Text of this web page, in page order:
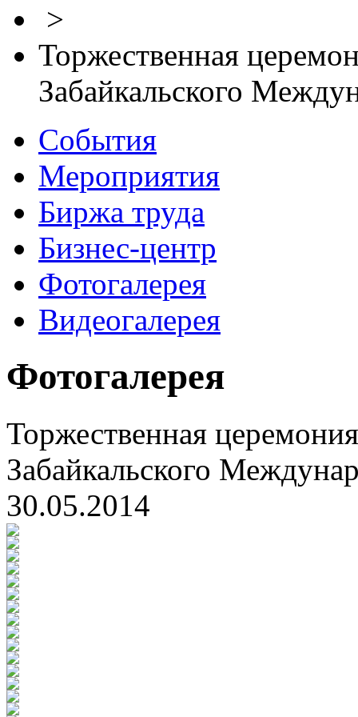
>
Торжественная
Забайкальского
События
Мероприятия
Биржа труда
Бизнес-центр
Фотогалерея
Видеогалерея
Фотогалерея
Торжественная
Забайкальского
30.05.2014